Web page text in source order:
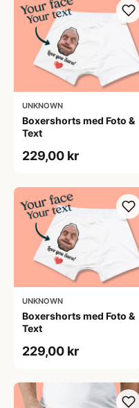
UNKNOWN
Boxershorts med Foto &
Text
229,00 kr
UNKNOWN
Boxershorts med Foto &
Text
229,00 kr